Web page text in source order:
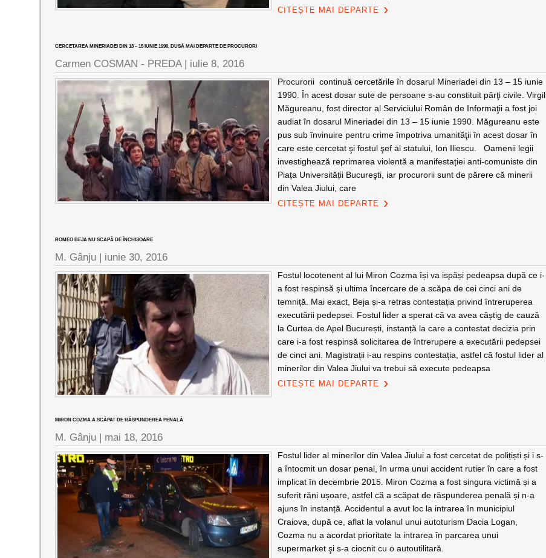
CITEȘTE MAI DEPARTE
CERCETAREA MINERIADEI DIN 13 – 15 IUNIE 1990, DUSĂ MAI DEPARTE DE PROCURORI
Carmen COSMAN - PREDA | iulie 8, 2016
Procurorii continuă cercetările în dosarul Mineriadei din 13 – 15 iunie
1990. În acest dosar sute de persoane s-au constituit părţi civile. Virgil
Măgureanu, fost director al Serviciului Român de Informaţii a fost joi
audiat în dosarul Mineriadei din 13 – 15 iunie 1990. Măgureanu este
pus sub învinuire pentru crime împotriva umanităţii în acest dosar în
care este cercetat şi fostul şef al statului, Ion Iliescu. Oamenii legii
investighează reprimarea violentă a manifestației anti-comuniste din
Piața Universității Bucureşti, iar procurorii sunt de părere că minerii
din Valea Jiului, care
CITEȘTE MAI DEPARTE
ROMEO BEJA NU SCAPĂ DE ÎNCHISOARE
M. Gânju | iunie 30, 2016
Fostul locotenent al lui Miron Cozma își va ispăși pedeapsa după ce i-
a fost respinsă și ultima încercare de a scăpa de cei cinci ani de
temniță. Mai exact, Beja și-a retras contestația privind întreruperea
executării pedepsei. Fostul lider a sperat că va avea câștig de cauză
la Curtea de Apel București, instanță la care a contestat decizia prin
care i-a fost respinsă solicitarea de întrerupere a executării pedepsei
de cinci ani. Magistrații i-au respins contestația, astfel că fostul lider al
minerilor din Valea Jiului va trebui să execute pedeapsa
CITEȘTE MAI DEPARTE
MIRON COZMA A SCĂPAT DE RĂSPUNDEREA PENALĂ
M. Gânju | mai 18, 2016
Fostul lider al minerilor din Valea Jiului a fost cercetat de polițiști și i s-
a întocmit un dosar penal, în urma unui accident rutier în care a fost
implicat în decembrie 2015. Miron Cozma a fost singura victimă și a
suferit răni ușoare, astfel că a scăpat de răspunderea penală și n-a
ajuns în instanță. Accidentul a avut loc la intrarea în municipiul
Craiova, după ce, aflat la volanul unui autoturism Dacia Logan,
Cozma nu a acordat prioritate la intrarea în parcarea unui
supermarket şi s-a ciocnit cu o autoutilitară.